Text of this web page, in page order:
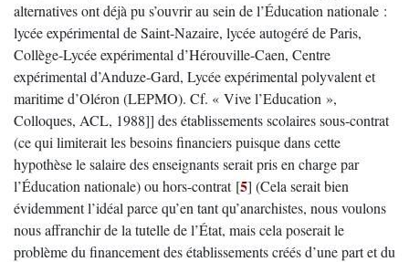
alternatives ont déjà pu s’ouvrir au sein de l’Éducation nationale :
lycée expérimental de Saint-Nazaire, lycée autogéré de Paris,
Collège-Lycée expérimental d’Hérouville-Caen, Centre
expérimental d’Anduze-Gard, Lycée expérimental polyvalent et
maritime d’Oléron (LEPMO). Cf. « Vive l’Education »,
Colloques, ACL, 1988]] des établissements scolaires sous-contrat
(ce qui limiterait les besoins financiers puisque dans cette
hypothèse le salaire des enseignants serait pris en charge par
l’Éducation nationale) ou hors-contrat[5] (Cela serait bien
évidemment l’idéal parce qu’en tant qu’anarchistes, nous voulons
nous affranchir de la tutelle de l’État, mais cela poserait le
problème du financement des établissements créés d’une part et du